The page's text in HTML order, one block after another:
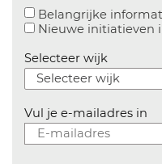
Belangrijke
Nieuwe initiatieven
Selecteer wijk
Vul je e-mailadres in